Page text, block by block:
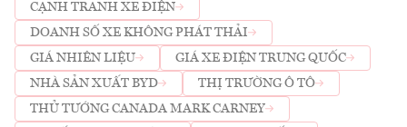
CẠNH TRANH XE ĐIỆN
DOANH SỐ XE KHÔNG PHÁT THẢI
GIÁ NHIÊN LIỆU
GIÁ XE ĐIỆN TRUNG QUỐC
NHÀ SẢN XUẤT BYD
THỊ TRƯỜNG Ô TÔ
THỦ TƯỚNG CANADA MARK CARNEY